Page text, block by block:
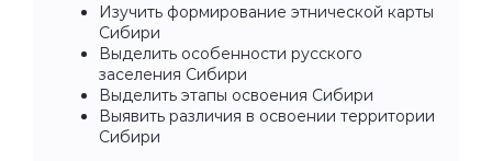
Изучить формирование этнической карты
Сибири
Выделить особенности русского
заселения Сибири
Выделить этапы освоения Сибири
Выявить различия в освоении территории
Сибири